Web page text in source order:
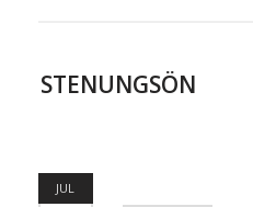
STENUNGSÖN
JUL